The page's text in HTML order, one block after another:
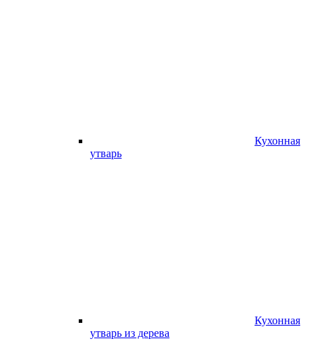
Кухонная
утварь
Кухонная
утварь из дерева